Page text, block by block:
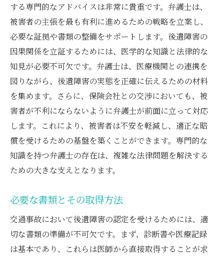
する専門的なアドバイスは非常に貴重です。弁護士は、
被害者の主張を最も有利に進めるための戦略を立案し、
必要な証拠や書類の整備をサポートします。後遺障害の
因果関係を立証するためには、医学的な知識と法律的な
知見が必要不可欠です。弁護士は、医療機関との連携を
図りながら、後遺障害の実態を正確に伝えるための材料
を集めます。さらに、保険会社との交渉においても、被
害者が不利にならないように弁護士が前面に立って対応
します。これにより、被害者は不安を軽減し、適正な賠
償を受けるための基盤を築くことができます。専門的な
知識を持つ弁護士の存在は、複雑な法律問題を解決する
ための大きな支えとなります。
必要な書類とその取得方法
交通事故において後遺障害の認定を受けるためには、適
切な書類の準備が不可欠です。まず、診断書や医療記録
は基本であり、これらは医師から直接取得することが求